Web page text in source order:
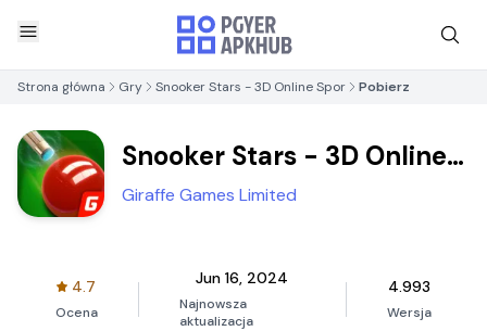
Strona główna Gry Snooker Stars - 3D Online Spor Pobierz
Snooker Stars - 3D Online
Spor
Giraffe Games Limited
4.7
Ocena
Jun 16, 2024
Najnowsza
aktualizacja
4.993
Wersja